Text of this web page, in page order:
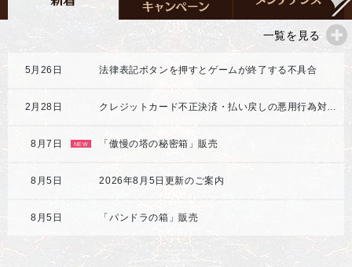
一覧を見る
5月26日 法律表記ボタンを押すとゲームが終了する不具合
2月28日
8月7日 NEW 「傲慢の塔の秘密箱」販売
8月5日 2026年8月5日更新のご案内
8月5日 「パンドラの箱」販売